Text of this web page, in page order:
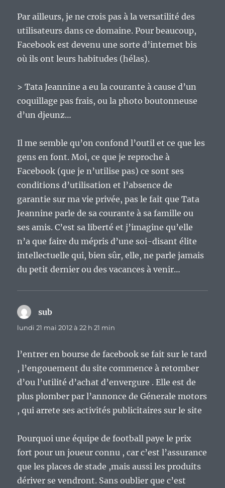
Par ailleurs, je ne crois pas à la versatilité des
utilisateurs dans ce domaine. Pour beaucoup,
Facebook est devenu une sorte d’internet bis
où ils ont leurs habitudes (hélas).
> Tata Jeannine a eu la courante à cause d’un
coquillage pas frais, ou la photo boutonneuse
d’un djeunz…
Il me semble qu’on confond l’outil et ce que les
gens en font. Moi, ce que je reproche à
Facebook (que je n’utilise pas) ce sont ses
conditions d’utilisation et l’absence de
garantie sur ma vie privée, pas le fait que Tata
Jeannine parle de sa courante à sa famille ou
ses amis. C’est sa liberté et j’imagine qu’elle
n’a que faire du mépris d’une soi-disant élite
intellectuelle qui, bien sûr, elle, ne parle jamais
du petit dernier ou des vacances à venir…
sub
lundi 21 mai 2012 à 22 h 21 min
l’entrer en bourse de facebook se fait sur le tard
, l’engouement du site commence à retomber
d’ou l’utilité d’achat d’envergure . Elle est de
plus plomber par l’annonce de Génerale motors
, qui arrete ses activités publicitaires sur le site
Pourquoi une équipe de football paye le prix
fort pour un joueur connu , car c’est l’assurance
que les places de stade ,mais aussi les produits
dériver se vendront. Sans oublier que c’est